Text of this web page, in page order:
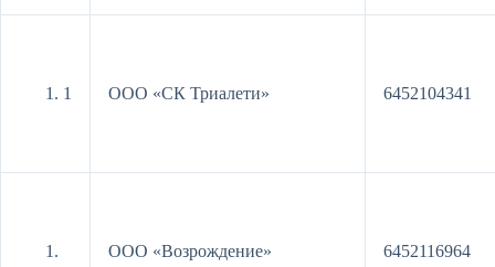
1 ООО «СК Триалети» 6452104341
ООО «Возрождение» 6452116964